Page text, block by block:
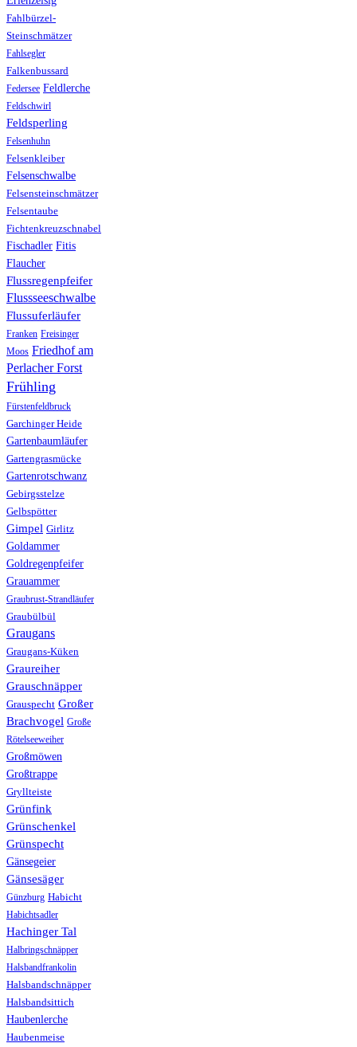
Fahlbürzel-
Steinschmätzer
Fahlsegler
Falkenbussard
Federsee Feldlerche
Feldschwirl
Feldsperling
Felsenhuhn
Felsenkleiber
Felsenschwalbe
Felsensteinschmätzer
Felsentaube
Fichtenkreuzschnabel
Fischadler Fitis
Flaucher
Flussregenpfeifer
Flussseeschwalbe
Flussuferläufer
Franken Freisinger
Moos Friedhof am
Perlacher Forst
Frühling
Fürstenfeldbruck
Garchinger Heide
Gartenbaumläufer
Gartengrasmücke
Gartenrotschwanz
Gebirgsstelze
Gelbspötter
Gimpel Girlitz
Goldammer
Goldregenpfeifer
Grauammer
Graubrust-Strandläufer
Graubülbül
Graugans
Graugans-Küken
Graureiher
Grauschnäpper
Grauspecht Großer
Brachvogel Große
Rötelseeweiher
Großmöwen
Großtrappe
Gryllteiste
Grünfink
Grünschenkel
Grünspecht
Gänsegeier
Gänsesäger
Günzburg Habicht
Habichtsadler
Hachinger Tal
Halbringschnäpper
Halsbandfrankolin
Halsbandschnäpper
Halsbandsittich
Haubenlerche
Haubenmeise